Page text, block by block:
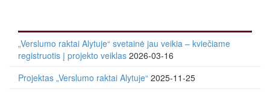
„Verslumo raktai Alytuje“ svetainė jau veikia – kviečiame
registruotis į projekto veiklas 2026-03-16
Projektas „Verslumo raktai Alytuje“ 2025-11-25